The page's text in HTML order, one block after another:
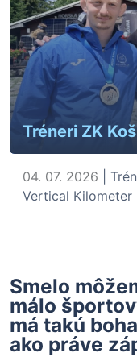
Tréneri ZK
04. 07. 2026 |
Vertical Kilometer
Smelo
málo
má takú
ako práve